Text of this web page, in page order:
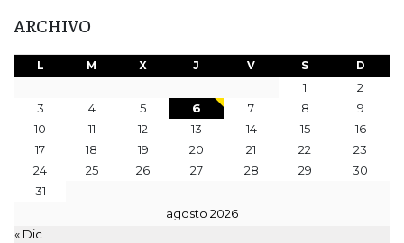
ARCHIVO
agosto 2026
L M X J V S D
1
2
3
4 5 6 7 8
9
10
11 12 13 14 15
16
17
18 19 20 21 22
23
24
25 26 27 28 29
30
31
« Dic